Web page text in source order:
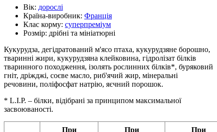
Вік: дорослі
Країна-виробник: Франція
Клас корму: суперпреміум
Розмір: дрібні та мініатюрні
Кукурудза, дегідратований м'ясо птаха, кукурудзяне борошно,
тваринні жири, кукурудзяна клейковина, гідролізат білків
тваринного походження, ізолять рослинних білків*, буряковий
гніт, дріжджі, соєве масло, риб'ячий жир, мінеральні
речовини, поліфосфат натрію, яєчний порошок.
* L.I.P. – білки, відібрані за принципом максимальної
засвоюваності.
При
При
При